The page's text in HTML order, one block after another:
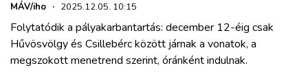
MÁV/iho · 2025.12.05. 10:15
Folytatódik a pályakarbantartás: december 12-éig csak
Hűvösvölgy és Csillebérc között járnak a vonatok, a
megszokott menetrend szerint, óránként indulnak.